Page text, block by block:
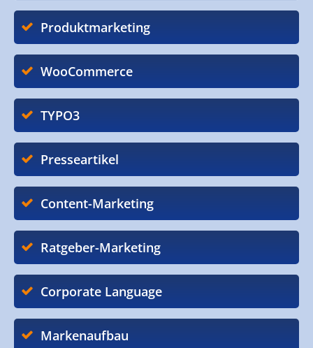
Produktmarketing
WooCommerce
TYPO3
Presseartikel
Content-Marketing
Ratgeber-Marketing
Corporate Language
Markenaufbau